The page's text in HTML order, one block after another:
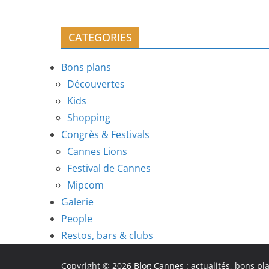
CATEGORIES
Bons plans
Découvertes
Kids
Shopping
Congrès & Festivals
Cannes Lions
Festival de Cannes
Mipcom
Galerie
People
Restos, bars & clubs
Copyright © 2026 Blog Cannes : actualités, bons